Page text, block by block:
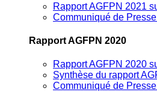
Rapport AGFPN 2021
Communiqué de
Rapport AGFPN 2020
Rapport AGFPN 2020
Synthèse du rapport
Communiqué de